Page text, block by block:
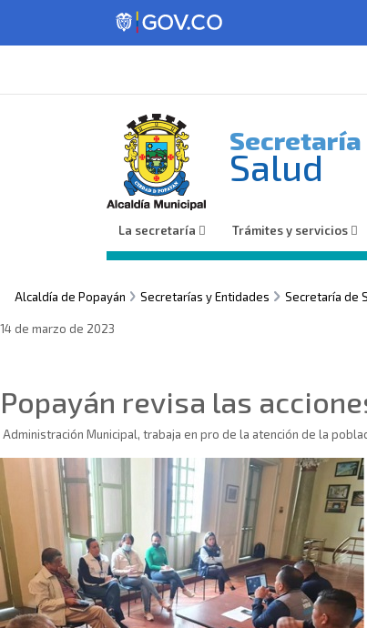
Secretaría
Salud
La secretaría Trámites y servicios
Alcaldía de Popayán Secretarías y Entidades Secretaría de
14 de marzo de 2023
Popayán revisa las
Administración Municipal, trabaja en pro de la atención de la